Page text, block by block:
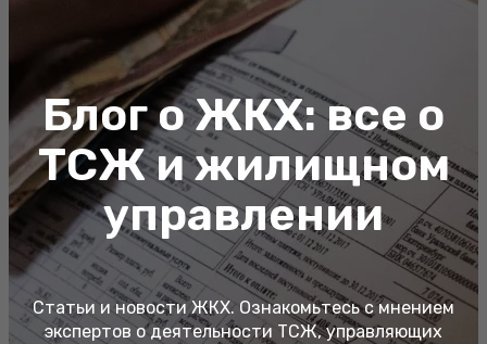
Блог о ЖКХ: все о
ТСЖ и жилищном
управлении
Статьи и новости ЖКХ. Ознакомьтесь с мнением
экспертов о деятельности ТСЖ, управляющих